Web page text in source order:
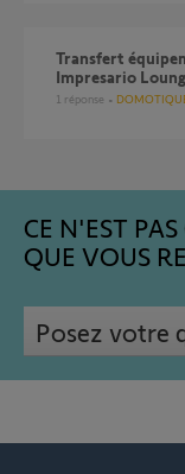
Transfert équipement RTS télécommande Chronis
Impresario
1 réponse
CE N'EST PAS
QUE VOUS
Posez votre